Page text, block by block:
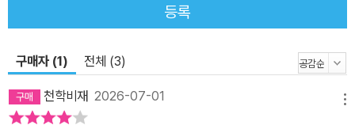
활동에 매진하며 내린 답은 결국 세상을 바꿔야 한다는 것이었다. 리
바넬리는 음악과 직접적인 정치 참여를 거쳐, 이제 문학으로써 세상
을 바꾸겠다는 일념으로 모든 활동을 정리하고 집필에 몰두하고 있
다. 실제로 『세레나데』가 출간된 2011년, 작품 속에서 언급된 아르메
니아인 학살, 푸른 연대, 스트루마호 사건 등 역사 속에 묻혔던 진실이
언론을 통해 알려지면서 큰 반향을 일으키기도 했다.
등록
구매자 (1) 전체 (3)
천학비재 2026-07-01